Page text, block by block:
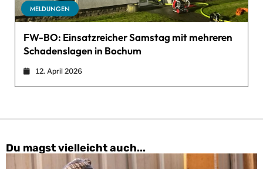
MELDUNGEN
FW-BO: Einsatzreicher Samstag mit mehreren
Schadenslagen in Bochum
12. April 2026
Du magst vielleicht auch...